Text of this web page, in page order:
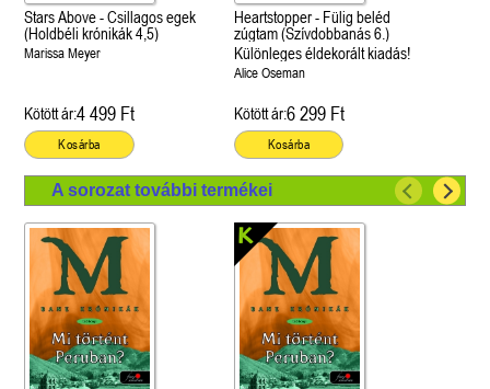
Stars Above - Csillagos egek
(Holdbéli krónikák 4,5)
Marissa Meyer
Kötött ár:4 499 Ft
Kosárba
Heartstopper - Fülig beléd
zúgtam (Szívdobbanás 6.)
Különleges éldekorált kiadás!
Alice Oseman
Kötött ár:6 299 Ft
Kosárba
A sorozat további termékei